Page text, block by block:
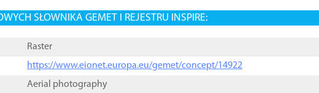
SŁOWNIKA GEMET I REJESTRU INSPIRE:
Raster
https://www.eionet.europa.eu/gemet/concept/14922
Aerial photography